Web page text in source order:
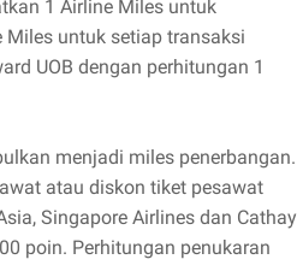
1 Airline Miles untuk
Miles untuk setiap transaksi
UOB dengan perhitungan 1
menjadi miles penerbangan.
atau diskon tiket pesawat
Singapore Airlines dan Cathay
poin. Perhitungan penukaran